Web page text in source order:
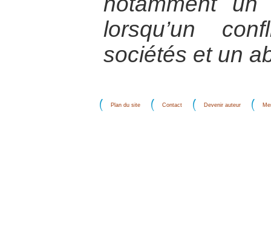
lorsqu’un
sociétés et un
Plan du site Contact Devenir auteur